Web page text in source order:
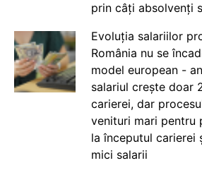
prin câți absolvenți
Evoluția salariilor
România nu se
model european -
salariul crește doar
carierei, dar
venituri mari pentru
la începutul carierei
mici salarii